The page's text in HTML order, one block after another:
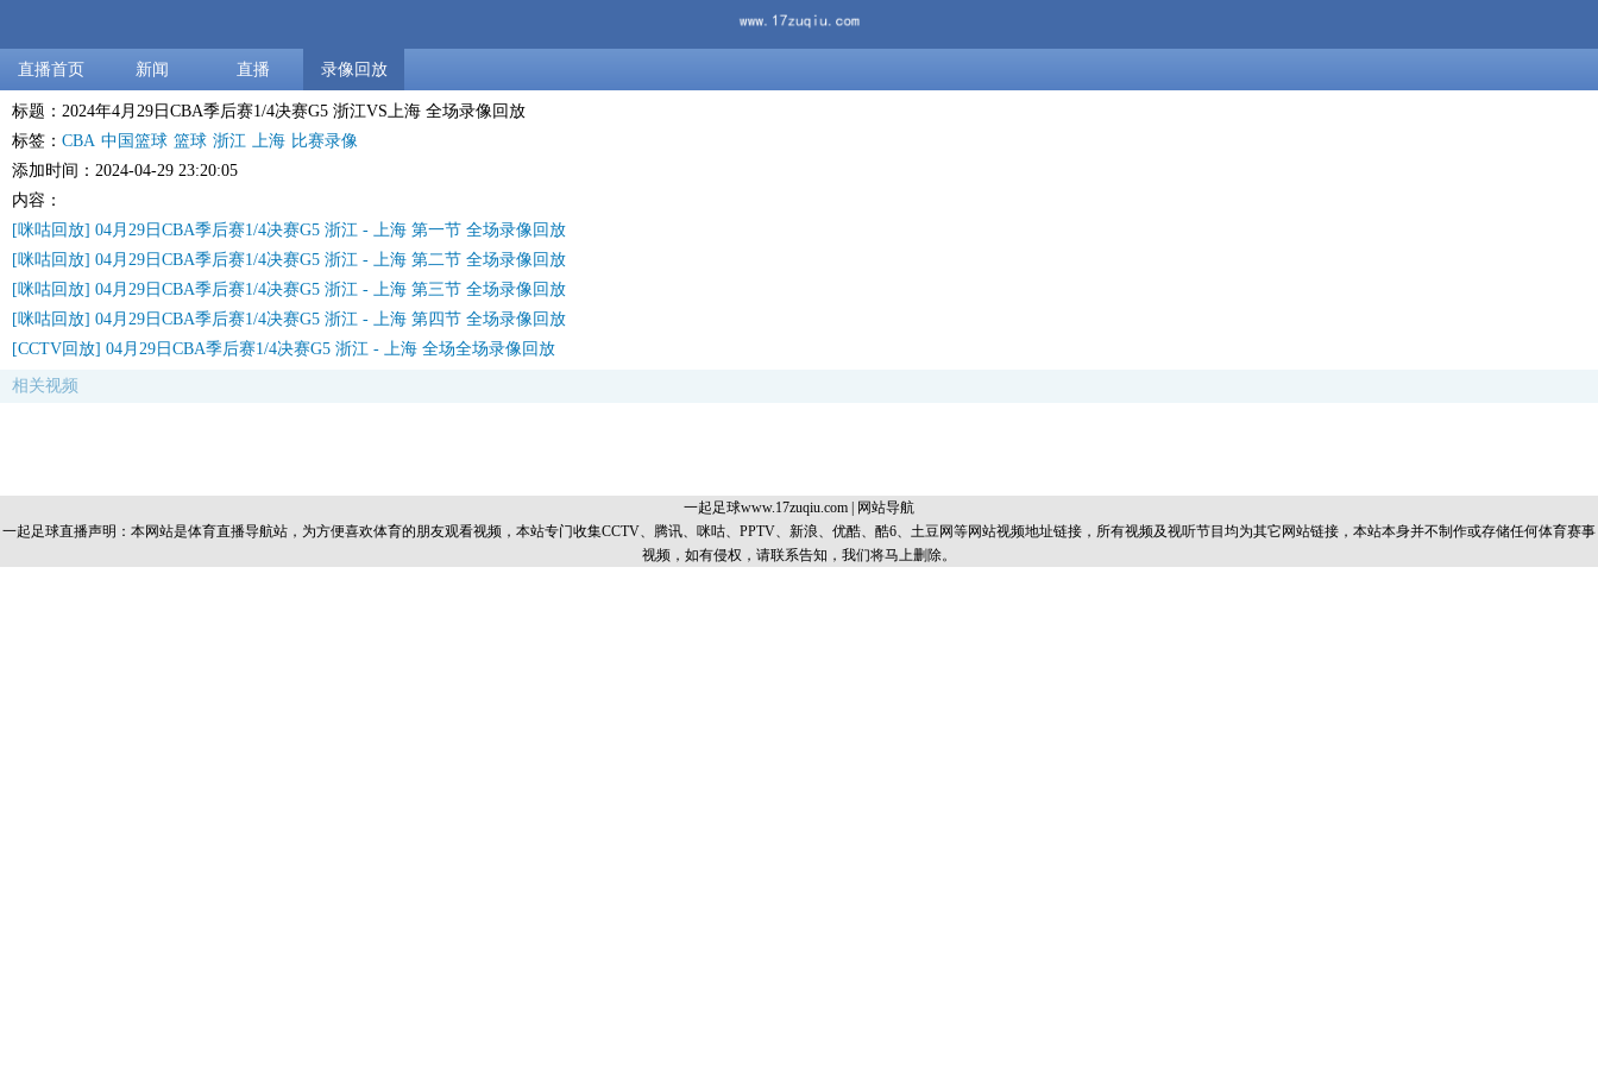
直播首页 新闻 直播 录像回放
标题：2024年4月29日CBA季后赛1/4决赛G5 浙江VS上海 全场录像回放
标签： CBA 中国篮球 篮球 浙江 上海 比赛录像
添加时间：2024-04-29 23:20:05
内容：
[咪咕回放] 04月29日CBA季后赛1/4决赛G5 浙江 - 上海 第一节 全场录像回放
[咪咕回放] 04月29日CBA季后赛1/4决赛G5 浙江 - 上海 第二节 全场录像回放
[咪咕回放] 04月29日CBA季后赛1/4决赛G5 浙江 - 上海 第三节 全场录像回放
[咪咕回放] 04月29日CBA季后赛1/4决赛G5 浙江 - 上海 第四节 全场录像回放
[CCTV回放] 04月29日CBA季后赛1/4决赛G5 浙江 - 上海 全场全场录像回放
相关视频
一起足球www.17zuqiu.com | 网站导航
一起足球直播声明：本网站是体育直播导航站，为方便喜欢体育的朋友观看视频，本站专门收集CCTV、腾讯、咪咕、PPTV、新浪、优酷、酷6、土豆网等网站视频地址链接，所有视频及视听节目均为其它网站链接，本站本身并不制作或存储任何体育赛事
视频，如有侵权，请联系告知，我们将马上删除。